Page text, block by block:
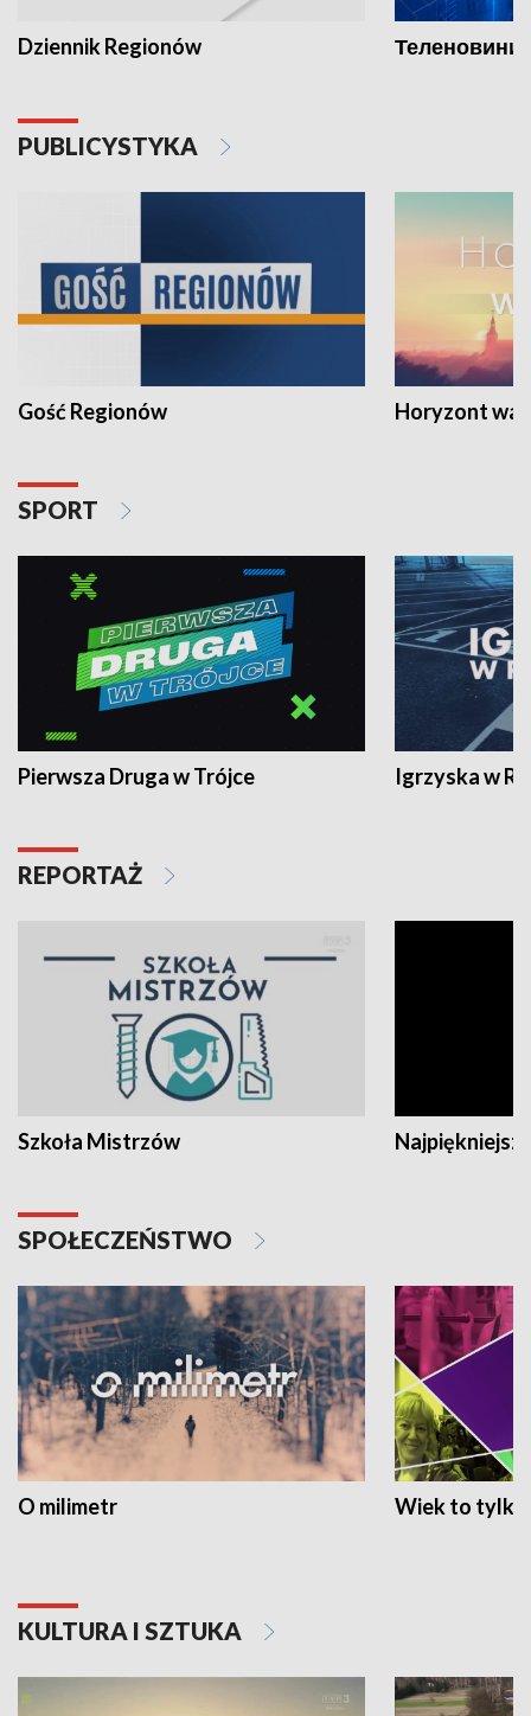
Dziennik Regionów Теленовини
PUBLICYSTYKA
Gość Regionów Horyzont
SPORT
Pierwsza Druga w Trójce Igrzyska w
REPORTAŻ
Szkoła Mistrzów
SPOŁECZEŃSTWO
O milimetr Wiek to tylko
KULTURA I SZTUKA